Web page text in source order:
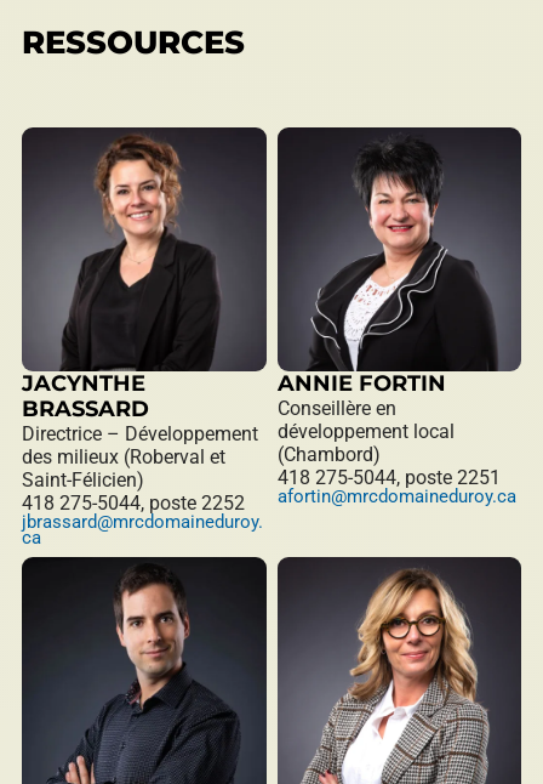
RESSOURCES
JACYNTHE
BRASSARD
Directrice – Développement
des milieux (Roberval et
Saint-Félicien)
418 275-5044, poste 2252
jbrassard@mrcdomaineduroy.
ca
ANNIE FORTIN
Conseillère en
développement local
(Chambord)
418 275-5044, poste 2251
afortin@mrcdomaineduroy.ca